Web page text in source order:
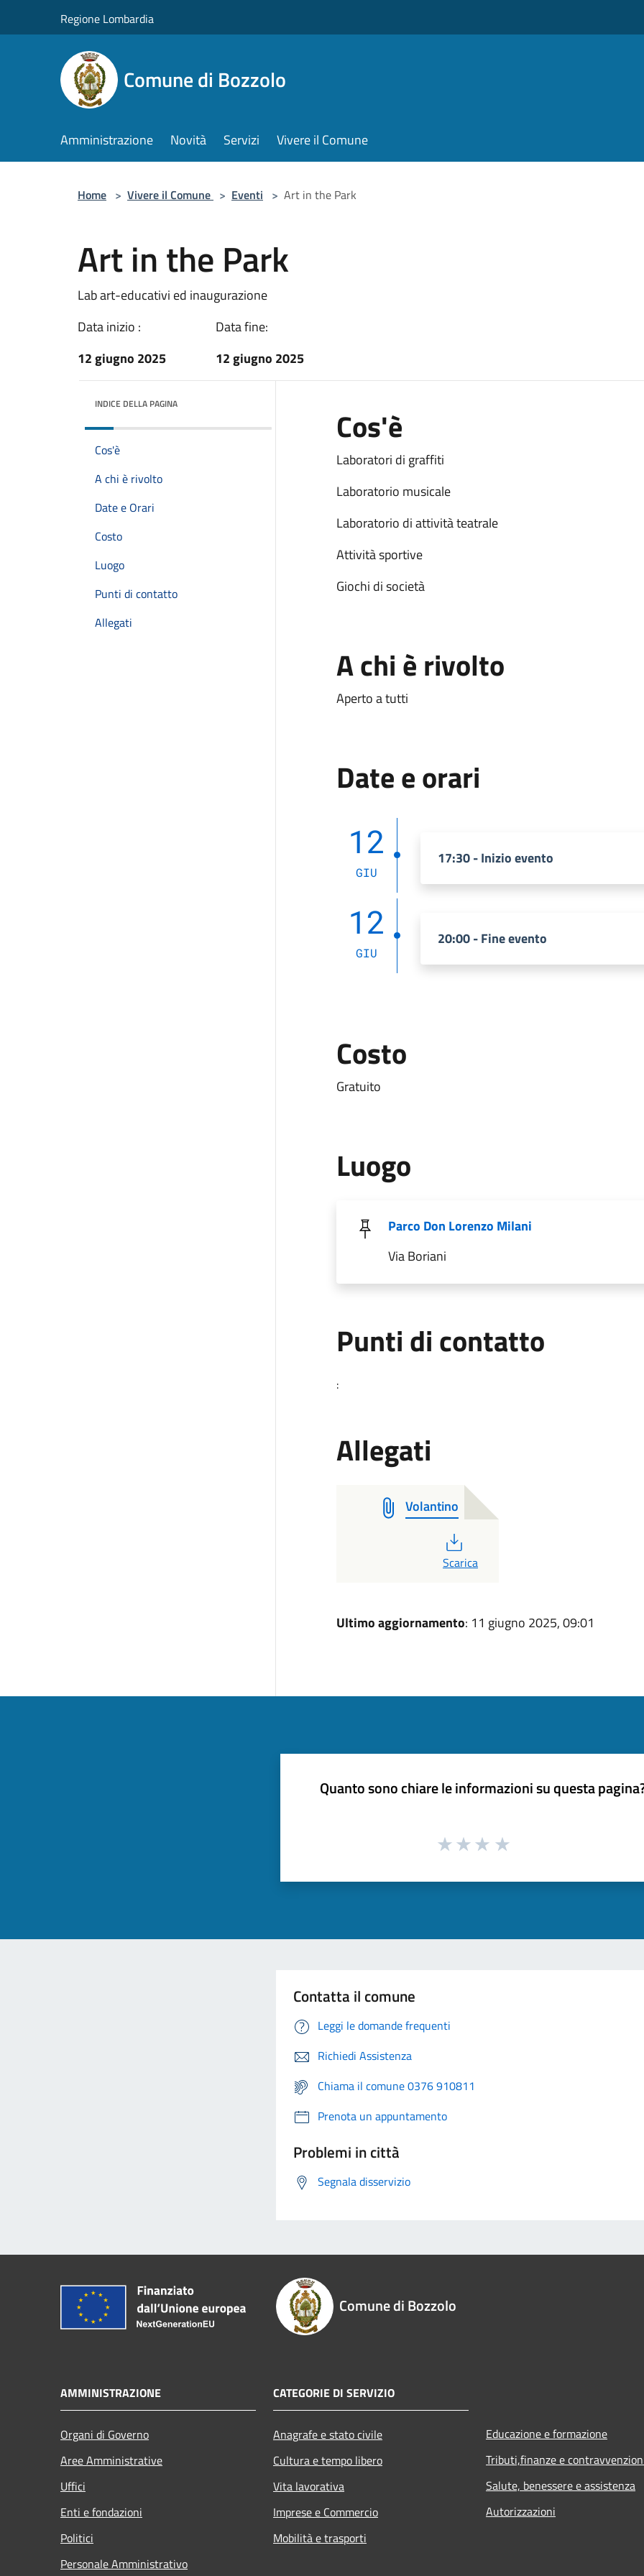
Regione Lombardia
Comune di Bozzolo
Amministrazione Novità Servizi Vivere il Comune
Home > Vivere il Comune > Eventi > Art in the Park
Art in the Park
Lab art-educativi ed inaugurazione
Data inizio :
12 giugno 2025
Data fine:
12 giugno 2025
INDICE DELLA PAGINA
Cos'è
A chi è rivolto
Date e Orari
Costo
Luogo
Punti di contatto
Allegati
Cos'è
Laboratori di graffiti
Laboratorio musicale
Laboratorio di attività teatrale
Attività sportive
Giochi di società
A chi è rivolto
Aperto a tutti
Date e orari
12
GIU
17:30 - Inizio evento
12
GIU
20:00 - Fine evento
Costo
Gratuito
Luogo
Parco Don Lorenzo Milani
Via Boriani
Punti di contatto
:
Allegati
Volantino
PDF
Scarica
Ultimo aggiornamento: 11 giugno 2025, 09:01
Quanto sono chiare le informazioni su questa
Contatta il comune
Leggi le domande frequenti
Richiedi Assistenza
Chiama il comune 0376 910811
Prenota un appuntamento
Problemi in città
Segnala disservizio
Comune di Bozzolo
AMMINISTRAZIONE
Organi di Governo
Aree Amministrative
Uffici
Enti e fondazioni
Politici
Personale Amministrativo
CATEGORIE DI SERVIZIO
Anagrafe e stato civile
Cultura e tempo libero
Vita lavorativa
Imprese e Commercio
Mobilità e trasporti
Educazione e formazione
Tributi,finanze e
Salute, benessere e assistenza
Autorizzazioni